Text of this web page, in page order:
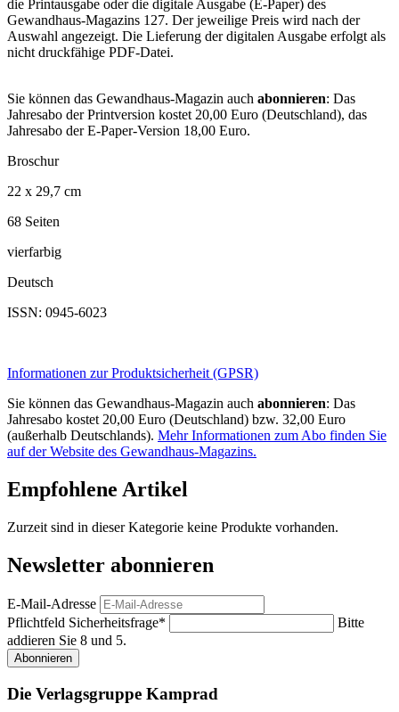
die Printausgabe oder die digitale Ausgabe (E-Paper) des
Gewandhaus-Magazins 127. Der jeweilige Preis wird nach der
Auswahl angezeigt. Die Lieferung der digitalen Ausgabe erfolgt als
nicht druckfähige PDF-Datei.
Sie können das Gewandhaus-Magazin auch abonnieren: Das
Jahresabo der Printversion kostet 20,00 Euro (Deutschland), das
Jahresabo der E-Paper-Version 18,00 Euro.
Broschur
22 x 29,7 cm
68 Seiten
vierfarbig
Deutsch
ISSN: 0945-6023
Informationen zur Produktsicherheit (GPSR)
Sie können das Gewandhaus-Magazin auch abonnieren: Das
Jahresabo kostet 20,00 Euro (Deutschland) bzw. 32,00 Euro
(außerhalb Deutschlands). Mehr Informationen zum Abo finden Sie
auf der Website des Gewandhaus-Magazins.
Empfohlene Artikel
Zurzeit sind in dieser Kategorie keine Produkte vorhanden.
Newsletter abonnieren
E-Mail-Adresse
Pflichtfeld Sicherheitsfrage*
Bitte
addieren Sie 8 und 5.
Abonnieren
Die Verlagsgruppe Kamprad